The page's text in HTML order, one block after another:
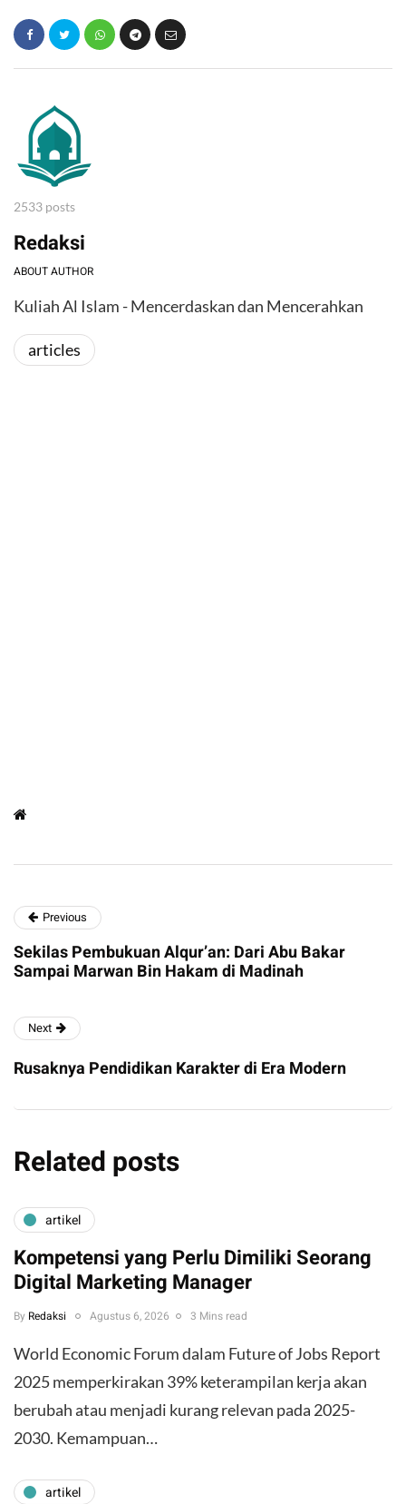
2533 posts
Redaksi
ABOUT AUTHOR
Kuliah Al Islam - Mencerdaskan dan Mencerahkan
articles
Previous
Sekilas Pembukuan Alqur’an: Dari Abu Bakar
Sampai Marwan Bin Hakam di Madinah
Next
Rusaknya Pendidikan Karakter di Era Modern
Related posts
artikel
Kompetensi yang Perlu Dimiliki Seorang
Digital Marketing Manager
By Redaksi Agustus 6, 2026 3 Mins read
World Economic Forum dalam Future of Jobs Report
2025 memperkirakan 39% keterampilan kerja akan
berubah atau menjadi kurang relevan pada 2025-
2030. Kemampuan…
artikel